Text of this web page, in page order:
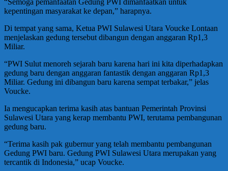
“Semoga pemanfaatan Gedung PWI dimanfaatkan untuk
kepentingan masyarakat ke depan,” harapnya.
Di tempat yang sama, Ketua PWI Sulawesi Utara Voucke Lontaan
menjelaskan gedung tersebut dibangun dengan anggaran Rp1,3
Miliar.
“PWI Sulut menoreh sejarah baru karena hari ini kita diperhadapkan
gedung baru dengan anggaran fantastik dengan anggaran Rp1,3
Miliar. Gedung ini dibangun baru karena sempat terbakar,” jelas
Voucke.
Ia mengucapkan terima kasih atas bantuan Pemerintah Provinsi
Sulawesi Utara yang kerap membantu PWI, terutama pembangunan
gedung baru.
“Terima kasih pak gubernur yang telah membantu pembangunan
Gedung PWI baru. Gedung PWI Sulawesi Utara merupakan yang
tercantik di Indonesia,” ucap Voucke.